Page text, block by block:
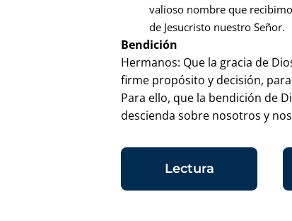
valioso nombre que
de Jesucristo nuestro Señor.
Bendición
Hermanos: Que la gracia de
firme propósito y decisión,
Para ello, que la bendición de
descienda sobre nosotros y
Lectura